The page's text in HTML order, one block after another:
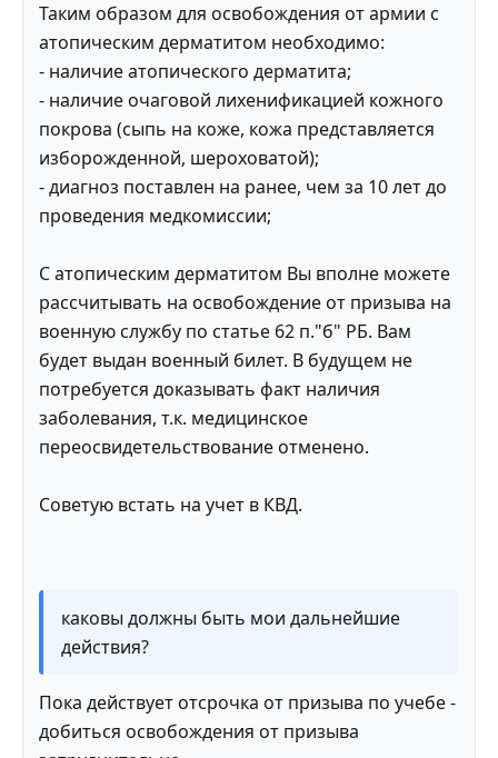
Таким образом для освобождения от армии с
атопическим дерматитом необходимо:
- наличие атопического дерматита;
- наличие очаговой лихенификацией кожного
покрова (сыпь на коже, кожа представляется
изборожденной, шероховатой);
- диагноз поставлен на ранее, чем за 10 лет до
проведения медкомиссии;
С атопическим дерматитом Вы вполне можете
рассчитывать на освобождение от призыва на
военную службу по статье 62 п."б" РБ. Вам
будет выдан военный билет. В будущем не
потребуется доказывать факт наличия
заболевания, т.к. медицинское
переосвидетельствование отменено.
Советую встать на учет в КВД.
каковы должны быть мои дальнейшие
действия?
Пока действует отсрочка от призыва по учебе -
добиться освобождения от призыва